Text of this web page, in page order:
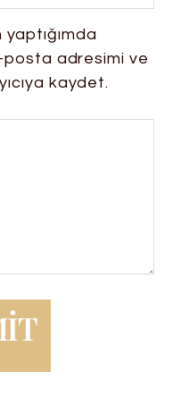
posta adresimi ve
kaydet.